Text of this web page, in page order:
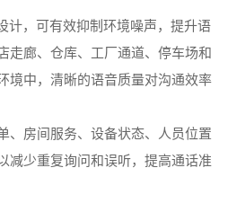
计，可有效抑制环境噪声，提升语
走廊、仓库、工厂通道、停车场和
境中，清晰的语音质量对沟通效率
、房间服务、设备状态、人员位置
减少重复询问和误听，提高通话准